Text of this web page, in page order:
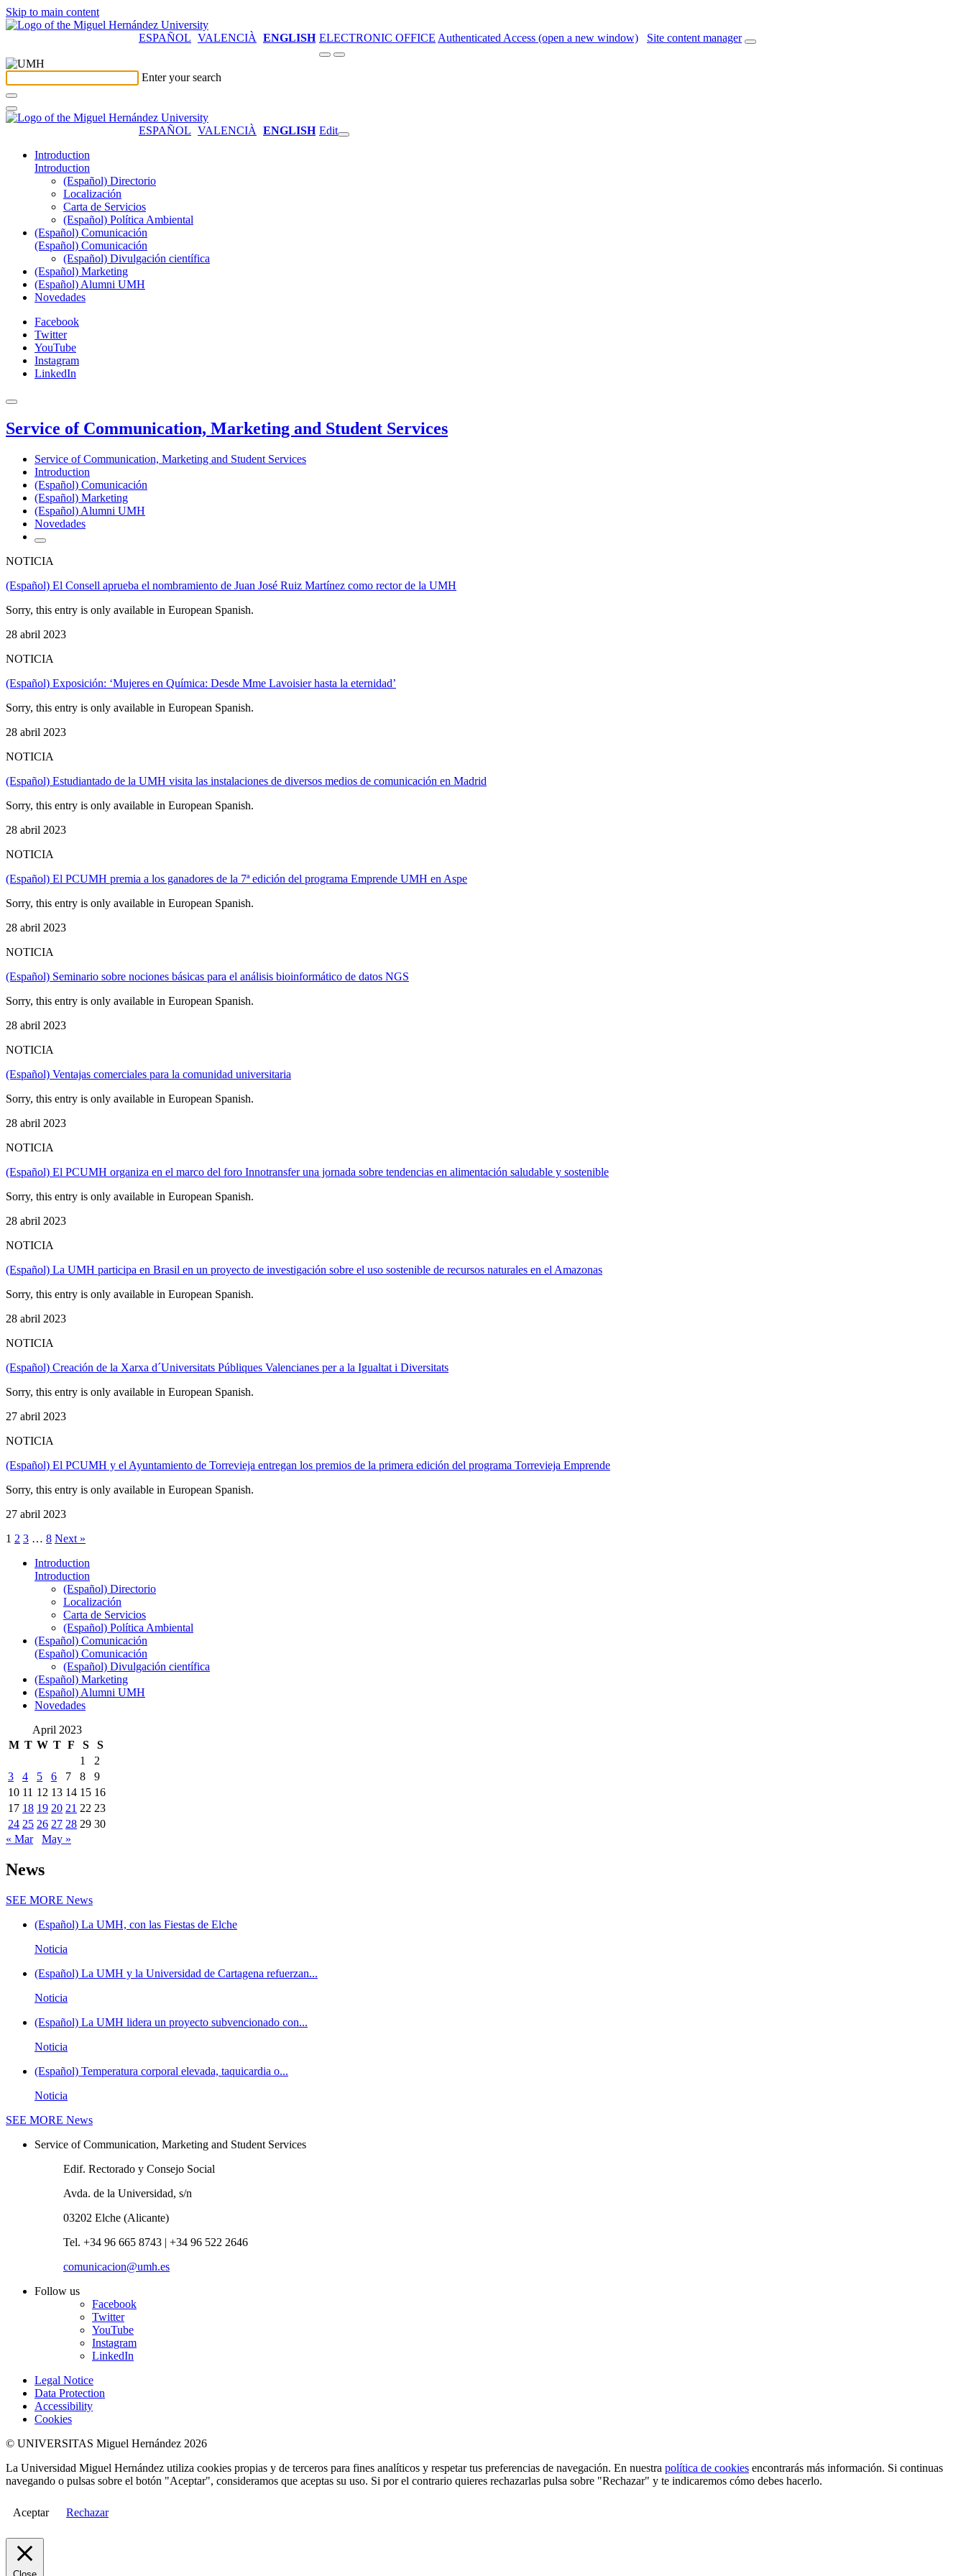
Skip to main content
ESPAÑOL VALENCIÀ ENGLISH ELECTRONIC OFFICE Authenticated Access (open a new window) Site content manager
Enter your search
ESPAÑOL VALENCIÀ ENGLISH Edit
Introduction
Introduction
(Español) Directorio
Localización
Carta de Servicios
(Español) Política Ambiental
(Español) Comunicación
(Español) Comunicación
(Español) Divulgación científica
(Español) Marketing
(Español) Alumni UMH
Novedades
Facebook
Twitter
YouTube
Instagram
LinkedIn
Service of Communication, Marketing and Student Services
Service of Communication, Marketing and Student Services
Introduction
(Español) Comunicación
(Español) Marketing
(Español) Alumni UMH
Novedades
NOTICIA
(Español) El Consell aprueba el nombramiento de Juan José Ruiz Martínez como rector de la UMH
Sorry, this entry is only available in European Spanish.
28 abril 2023
NOTICIA
(Español) Exposición: ‘Mujeres en Química: Desde Mme Lavoisier hasta la eternidad’
Sorry, this entry is only available in European Spanish.
28 abril 2023
NOTICIA
(Español) Estudiantado de la UMH visita las instalaciones de diversos medios de comunicación en Madrid
Sorry, this entry is only available in European Spanish.
28 abril 2023
NOTICIA
(Español) El PCUMH premia a los ganadores de la 7ª edición del programa Emprende UMH en Aspe
Sorry, this entry is only available in European Spanish.
28 abril 2023
NOTICIA
(Español) Seminario sobre nociones básicas para el análisis bioinformático de datos NGS
Sorry, this entry is only available in European Spanish.
28 abril 2023
NOTICIA
(Español) Ventajas comerciales para la comunidad universitaria
Sorry, this entry is only available in European Spanish.
28 abril 2023
NOTICIA
(Español) El PCUMH organiza en el marco del foro Innotransfer una jornada sobre tendencias en alimentación saludable y sostenible
Sorry, this entry is only available in European Spanish.
28 abril 2023
NOTICIA
(Español) La UMH participa en Brasil en un proyecto de investigación sobre el uso sostenible de recursos naturales en el Amazonas
Sorry, this entry is only available in European Spanish.
28 abril 2023
NOTICIA
(Español) Creación de la Xarxa d´Universitats Públiques Valencianes per a la Igualtat i Diversitats
Sorry, this entry is only available in European Spanish.
27 abril 2023
NOTICIA
(Español) El PCUMH y el Ayuntamiento de Torrevieja entregan los premios de la primera edición del programa Torrevieja Emprende
Sorry, this entry is only available in European Spanish.
27 abril 2023
1 2 3 … 8 Next »
Introduction
Introduction
(Español) Directorio
Localización
Carta de Servicios
(Español) Política Ambiental
(Español) Comunicación
(Español) Comunicación
(Español) Divulgación científica
(Español) Marketing
(Español) Alumni UMH
Novedades
April 2023
M T W T F S
S
1
2
3
4 5 6 7 8
9
10 11 12 13 14 15 16
17 18 19 20 21 22 23
24 25 26 27 28 29 30
« Mar
May »
News
SEE MORE News
(Español) La UMH, con las Fiestas de Elche
Noticia
(Español) La UMH y la Universidad de Cartagena refuerzan...
Noticia
(Español) La UMH lidera un proyecto subvencionado con...
Noticia
(Español) Temperatura corporal elevada, taquicardia o...
Noticia
SEE MORE News
Service of Communication, Marketing and Student Services
Edif. Rectorado y Consejo Social
Avda. de la Universidad, s/n
03202 Elche (Alicante)
Tel. +34 96 665 8743 | +34 96 522 2646
comunicacion@umh.es
Follow us
Facebook
Twitter
YouTube
Instagram
LinkedIn
Legal Notice
Data Protection
Accessibility
Cookies
© UNIVERSITAS Miguel Hernández 2026
La Universidad Miguel Hernández utiliza cookies propias y de terceros para fines analíticos y respetar tus preferencias de navegación. En nuestra política de cookies encontrarás más información. Si continuas
navegando o pulsas sobre el botón "Aceptar", consideramos que aceptas su uso. Si por el contrario quieres rechazarlas pulsa sobre "Rechazar" y te indicaremos cómo debes hacerlo.
Aceptar Rechazar